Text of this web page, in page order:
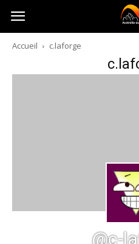
Australia-
australie.com
Accueil c.laforge
@c-